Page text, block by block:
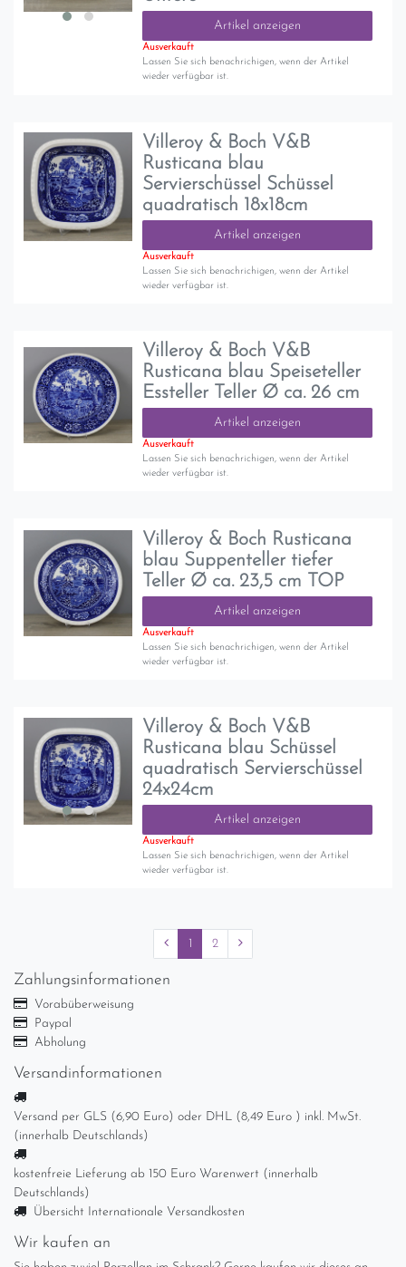
Artikel anzeigen
Ausverkauft
Lassen Sie sich benachrichigen, wenn der Artikel
wieder verfügbar ist.
Villeroy & Boch V&B
Rusticana blau
Servierschüssel Schüssel
quadratisch 18x18cm
Artikel anzeigen
Ausverkauft
Lassen Sie sich benachrichigen, wenn der Artikel
wieder verfügbar ist.
Villeroy & Boch V&B
Rusticana blau Speiseteller
Essteller Teller Ø ca. 26 cm
Artikel anzeigen
Ausverkauft
Lassen Sie sich benachrichigen, wenn der Artikel
wieder verfügbar ist.
Villeroy & Boch Rusticana
blau Suppenteller tiefer
Teller Ø ca. 23,5 cm TOP
Artikel anzeigen
Ausverkauft
Lassen Sie sich benachrichigen, wenn der Artikel
wieder verfügbar ist.
Villeroy & Boch V&B
Rusticana blau Schüssel
quadratisch Servierschüssel
24x24cm
Artikel anzeigen
Ausverkauft
Lassen Sie sich benachrichigen, wenn der Artikel
wieder verfügbar ist.
1 2
Zahlungsinformationen
Vorabüberweisung
Paypal
Abholung
Versandinformationen
Versand per GLS (6,90 Euro) oder DHL (8,49 Euro ) inkl. MwSt.
(innerhalb Deutschlands)
kostenfreie Lieferung ab 150 Euro Warenwert (innerhalb
Deutschlands)
Übersicht Internationale Versandkosten
Wir kaufen an